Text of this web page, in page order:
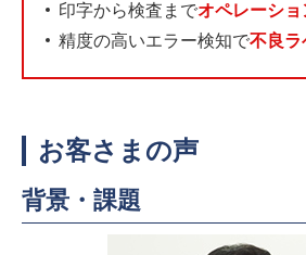
印字から検査までオペレーシ
精度の高いエラー検知で不良ラ
お客さまの声
背景・課題